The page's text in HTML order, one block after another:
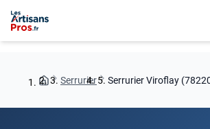
Serrurier Serrurier Viroflay